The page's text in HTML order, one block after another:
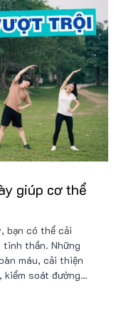
giúp cơ thể
bạn có thể cải
thần. Những
máu, cải thiện
kiểm soát đường
miễn dịch và